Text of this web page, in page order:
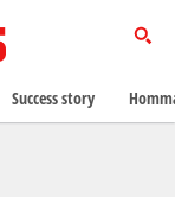
Success story